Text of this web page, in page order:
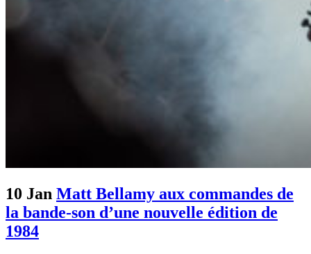
10 Jan Matt Bellamy aux commandes de
la bande-son d’une nouvelle édition de
1984